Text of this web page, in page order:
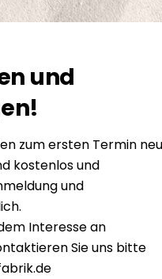
und
zum ersten Termin
kostenlos und
und
Interesse an
Sie uns bitte